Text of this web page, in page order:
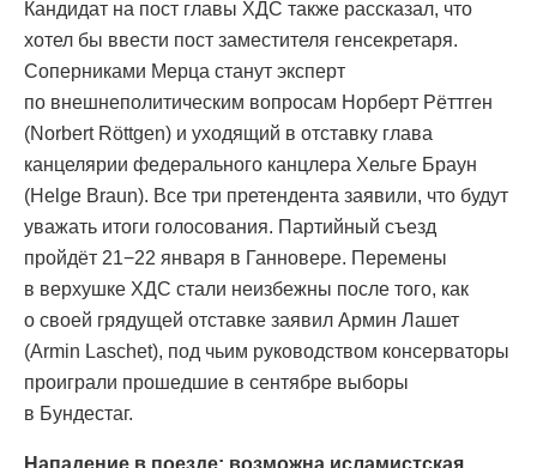
Кандидат на пост главы ХДС также рассказал, что
хотел бы ввести пост заместителя генсекретаря.
Соперниками Мерца станут эксперт
по внешнеполитическим вопросам Норберт Рёттген
(Norbert Röttgen) и уходящий в отставку глава
канцелярии федерального канцлера Хельге Браун
(Helge Braun). Все три претендента заявили, что будут
уважать итоги голосования. Партийный съезд
пройдёт 21−22 января в Ганновере. Перемены
в верхушке ХДС стали неизбежны после того, как
о своей грядущей отставке заявил Армин Лашет
(Armin Laschet), под чьим руководством консерваторы
проиграли прошедшие в сентябре выборы
в Бундестаг.